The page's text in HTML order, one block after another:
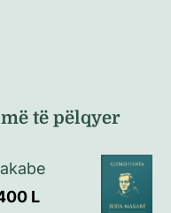
të pëlqyer
L